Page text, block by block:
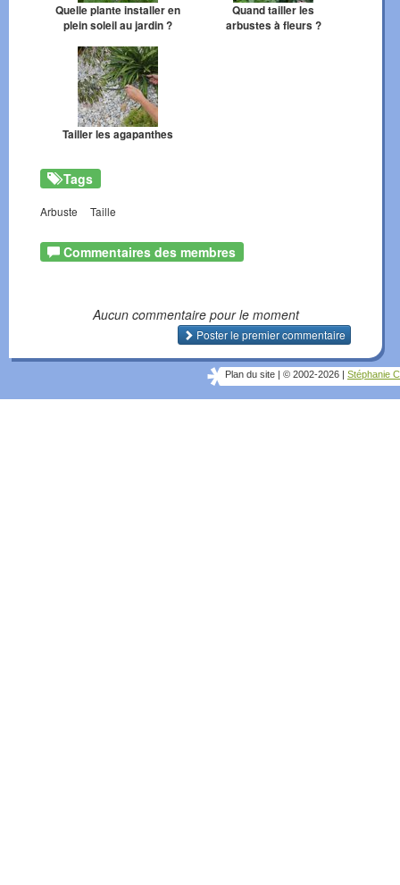
Quelle plante installer en
plein soleil au jardin ?
Quand tailler les
arbustes à fleurs ?
Tailler les agapanthes
Tags
Arbuste Taille
Commentaires des membres
Aucun commentaire pour le moment
Poster le premier commentaire
Plan du site © 2002-2026 Stéphanie C